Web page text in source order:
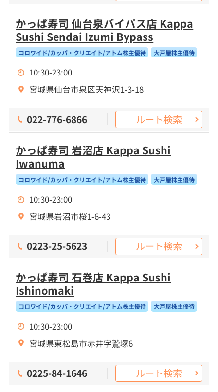
かっぱ寿司 仙台泉バイパス店 Kappa
Sushi Sendai Izumi Bypass
コロワイド/カッパ・クリエイト/アトム株主優待 大戸屋株主優待
10:30-23:00
宮城県仙台市泉区天神沢1-3-18
022-776-6866 ルート検索
かっぱ寿司 岩沼店 Kappa Sushi
Iwanuma
コロワイド/カッパ・クリエイト/アトム株主優待 大戸屋株主優待
10:30-23:00
宮城県岩沼市桜1-6-43
0223-25-5623 ルート検索
かっぱ寿司 石巻店 Kappa Sushi
Ishinomaki
コロワイド/カッパ・クリエイト/アトム株主優待 大戸屋株主優待
10:30-23:00
宮城県東松島市赤井字鷲塚6
0225-84-1646 ルート検索